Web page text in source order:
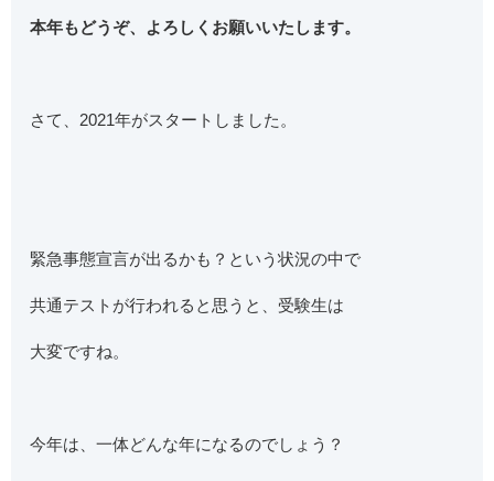
本年もどうぞ、よろしくお願いいたします。
さて、2021年がスタートしました。
緊急事態宣言が出るかも？という状況の中で
共通テストが行われると思うと、受験生は
大変ですね。
今年は、一体どんな年になるのでしょう？